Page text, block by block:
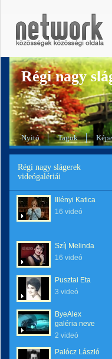
Régi nagy
Nyitó Tagok
Régi nagy slágerek
videógalériái
Illényi Katica
16 videó
Szíj Melinda
16 videó
Pusztai Eta
3 videó
ByeAlex
galéria neve
2 videó
Palócz László